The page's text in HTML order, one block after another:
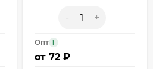
- +
Опт i
от 72 ₽